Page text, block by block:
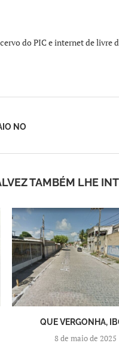
do PIC e internet de livre
NO
TAMBÉM LHE
QUE VERGONHA,
8 de maio de 2025